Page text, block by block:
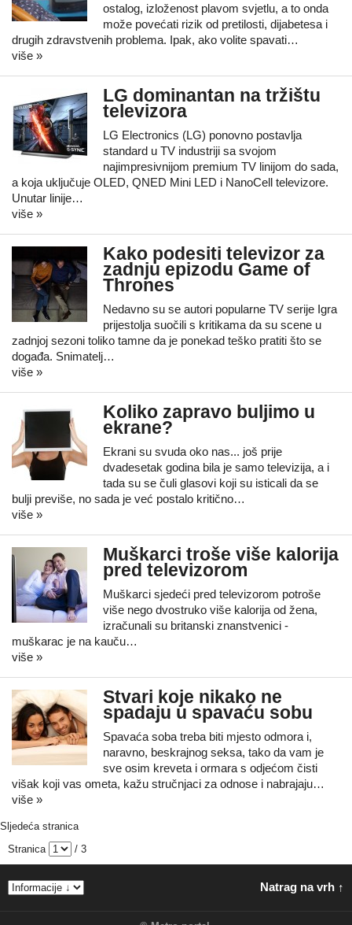
ostalog, izloženost plavom svjetlu, a to onda
može povećati rizik od pretilosti, dijabetesa i
drugih zdravstvenih problema. Ipak, ako volite spavati…
više »
LG dominantan na tržištu
televizora
LG Electronics (LG) ponovno postavlja
standard u TV industriji sa svojom
najimpresivnijom premium TV linijom do sada,
a koja uključuje OLED, QNED Mini LED i NanoCell televizore.
Unutar linije…
više »
Kako podesiti televizor za
zadnju epizodu Game of
Thrones
Nedavno su se autori popularne TV serije Igra
prijestolja suočili s kritikama da su scene u
zadnjoj sezoni toliko tamne da je ponekad teško pratiti što se
događa. Snimatelj…
više »
Koliko zapravo buljimo u
ekrane?
Ekrani su svuda oko nas... još prije
dvadesetak godina bila je samo televizija, a i
tada su se čuli glasovi koji su isticali da se
bulji previše, no sada je već postalo kritično…
više »
Muškarci troše više kalorija
pred televizorom
Muškarci sjedeći pred televizorom potroše
više nego dvostruko više kalorija od žena,
izračunali su britanski znanstvenici -
muškarac je na kauču…
više »
Stvari koje nikako ne
spadaju u spavaću sobu
Spavaća soba treba biti mjesto odmora i,
naravno, beskrajnog seksa, tako da vam je
sve osim kreveta i ormara s odjećom čisti
višak koji vas ometa, kažu stručnjaci za odnose i nabrajaju…
više »
Sljedeća stranica
Stranica
/ 3
Natrag na vrh ↑